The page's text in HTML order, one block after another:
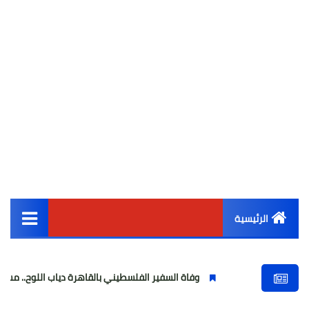
الرئيسية
أخبار مصر
وفاة السفير الفلسطيني بالقاهرة دياب اللوح.. مسيرة وطنية